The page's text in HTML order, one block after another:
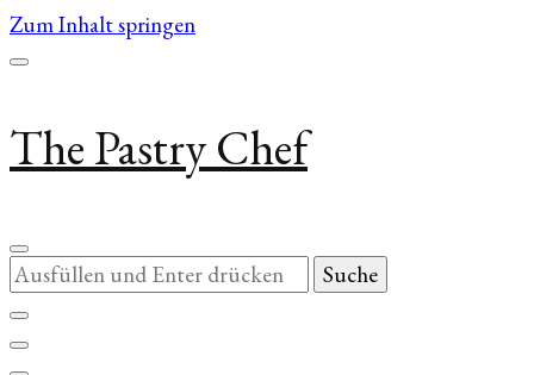
Zum Inhalt springen
The Pastry Chef
Suchst
du
nach
etwas?